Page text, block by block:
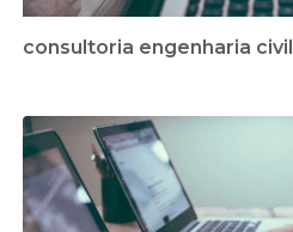
consultoria engenharia civil